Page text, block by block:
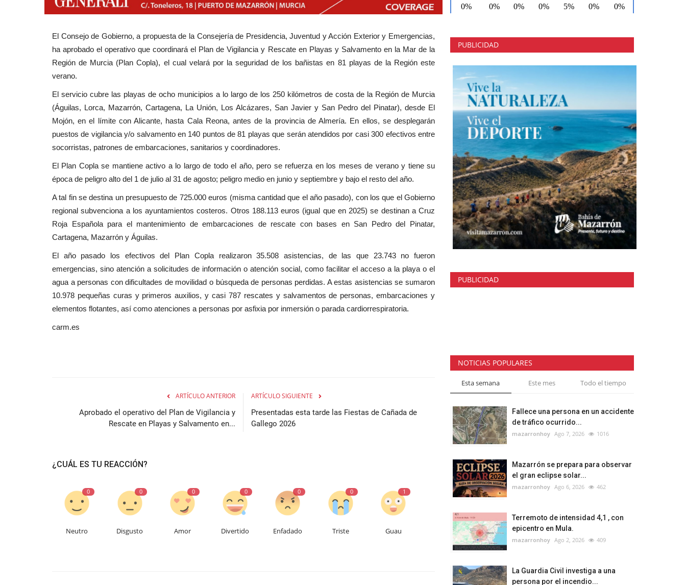
El Consejo de Gobierno, a propuesta de la Consejería de Presidencia, Juventud y Acción Exterior y Emergencias,
ha aprobado el operativo que coordinará el Plan de Vigilancia y Rescate en Playas y Salvamento en la Mar de la
Región de Murcia (Plan Copla), el cual velará por la seguridad de los bañistas en 81 playas de la Región este
verano.
El servicio cubre las playas de ocho municipios a lo largo de los 250 kilómetros de costa de la Región de Murcia
(Águilas, Lorca, Mazarrón, Cartagena, La Unión, Los Alcázares, San Javier y San Pedro del Pinatar), desde El
Mojón, en el límite con Alicante, hasta Cala Reona, antes de la provincia de Almería. En ellos, se desplegarán
puestos de vigilancia y/o salvamento en 140 puntos de 81 playas que serán atendidos por casi 300 efectivos entre
socorristas, patrones de embarcaciones, sanitarios y coordinadores.
El Plan Copla se mantiene activo a lo largo de todo el año, pero se refuerza en los meses de verano y tiene su
época de peligro alto del 1 de julio al 31 de agosto; peligro medio en junio y septiembre y bajo el resto del año.
A tal fin se destina un presupuesto de 725.000 euros (misma cantidad que el año pasado), con los que el Gobierno
regional subvenciona a los ayuntamientos costeros. Otros 188.113 euros (igual que en 2025) se destinan a Cruz
Roja Española para el mantenimiento de embarcaciones de rescate con bases en San Pedro del Pinatar,
Cartagena, Mazarrón y Águilas.
El año pasado los efectivos del Plan Copla realizaron 35.508 asistencias, de las que 23.743 no fueron
emergencias, sino atención a solicitudes de información o atención social, como facilitar el acceso a la playa o el
agua a personas con dificultades de movilidad o búsqueda de personas perdidas. A estas asistencias se sumaron
10.978 pequeñas curas y primeros auxilios, y casi 787 rescates y salvamentos de personas, embarcaciones y
elementos flotantes, así como atenciones a personas por asfixia por inmersión o parada cardiorrespiratoria.
carm.es
ARTÍCULO ANTERIOR
Aprobado el operativo del Plan de Vigilancia y
Rescate en Playas y Salvamento en...
ARTÍCULO SIGUIENTE
Presentadas esta tarde las Fiestas de Cañada de
Gallego 2026
¿CUÁL ES TU REACCIÓN?
0
Neutro
0
Disgusto
0
Amor
0
Divertido
0
Enfadado
0
Triste
1
Guau
PUBLICIDAD
PUBLICIDAD
NOTICIAS POPULARES
Esta semana Este mes Todo el tiempo
Fallece una persona en un accidente
de tráfico ocurrido...
mazarronhoy Ago 7, 2026 1016
Mazarrón se prepara para observar
el gran eclipse solar...
mazarronhoy Ago 6, 2026 462
Terremoto de intensidad 4,1 , con
epicentro en Mula.
mazarronhoy Ago 2, 2026 409
La Guardia Civil investiga a una
persona por el incendio...